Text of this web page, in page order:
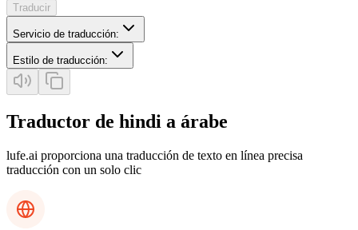
Traducir
Servicio de traducción:
Estilo de traducción:
Traductor de hindi a árabe
lufe.ai proporciona una traducción de texto en línea precisa
traducción con un solo clic